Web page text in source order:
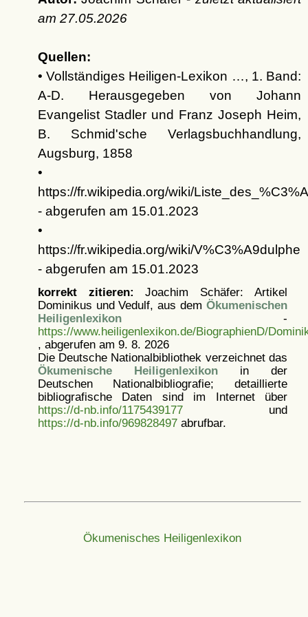
am 27.05.2026
Quellen:
• Vollständiges Heiligen-Lexikon …, 1. Band:
A-D. Herausgegeben von Johann
Evangelist Stadler und Franz Joseph Heim,
B. Schmid'sche Verlagsbuchhandlung,
Augsburg, 1858
•
https://fr.wikipedia.org/wiki/
- abgerufen am 15.01.2023
•
https://fr.wikipedia.org/wiki/V%C3%A9dulphe
- abgerufen am 15.01.2023
korrekt zitieren: Joachim Schäfer: Artikel
Dominikus und Vedulf, aus dem Ökumenischen
Heiligenlexikon-
https://www.heiligenlexikon.de/BiographienD/
, abgerufen am 9. 8. 2026
Die Deutsche Nationalbibliothek verzeichnet das
Ökumenische Heiligenlexikonin der
Deutschen Nationalbibliografie; detaillierte
bibliografische Daten sind im Internet über
https://d-nb.info/1175439177und
https://d-nb.info/969828497abrufbar.
Ökumenisches Heiligenlexikon